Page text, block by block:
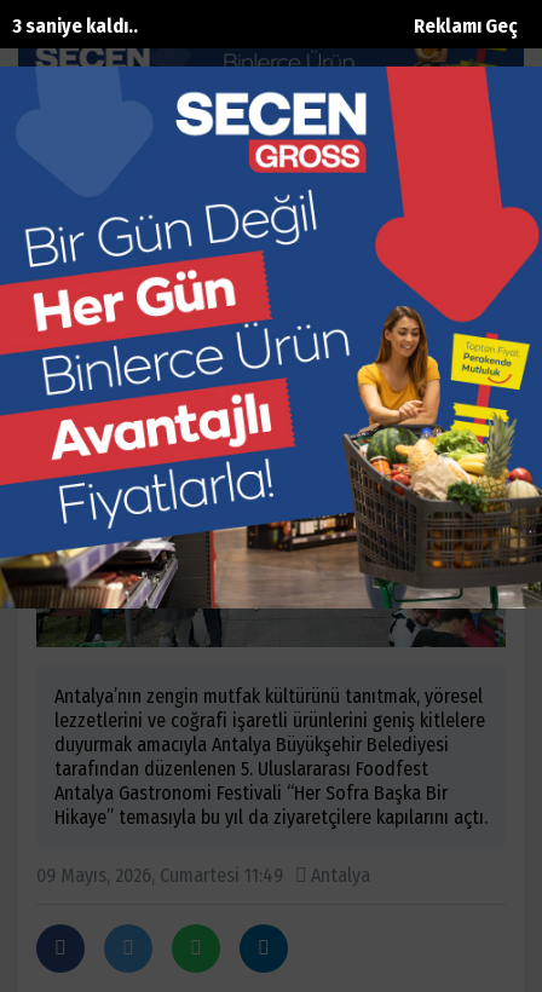
Reklamı Geç
2 saniye kaldı..
FoodFest kapılarını açtı
Ana Sayfa Kültür Sanat
Antalya’nın zengin mutfak kültürünü tanıtmak, yöresel
lezzetlerini ve coğrafi işaretli ürünlerini geniş kitlelere
duyurmak amacıyla Antalya Büyükşehir Belediyesi
tarafından düzenlenen 5. Uluslararası Foodfest
Antalya Gastronomi Festivali “Her Sofra Başka Bir
Hikaye” temasıyla bu yıl da ziyaretçilere kapılarını açtı.
09 Mayıs, 2026, Cumartesi 11:49 Antalya